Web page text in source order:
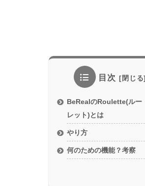
目次
BeRealのRoulette(ルー
レット)とは
やり方
何のための機能？考察